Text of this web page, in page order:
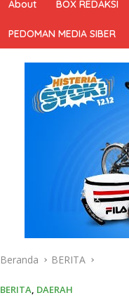
About BOX REDAKSI
PEDOMAN MEDIA SIBER
Beranda BERITA
BERITA, DAERAH